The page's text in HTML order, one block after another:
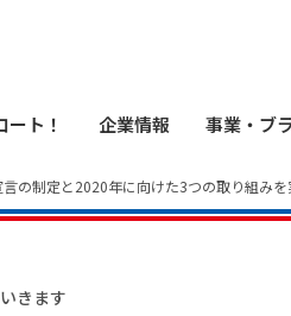
ト！ 企業情報 事業・ブ
の制定と2020年に向けた3つの取り組み
きます